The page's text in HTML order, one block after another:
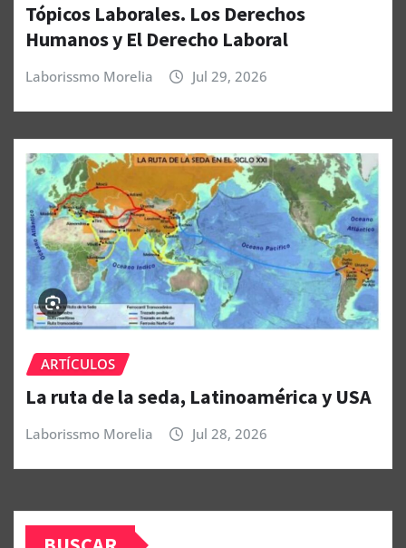
Tópicos Laborales. Los Derechos
Humanos y El Derecho Laboral
Laborissmo Morelia Jul 29, 2026
ARTÍCULOS
La ruta de la seda, Latinoamérica y USA
Laborissmo Morelia Jul 28, 2026